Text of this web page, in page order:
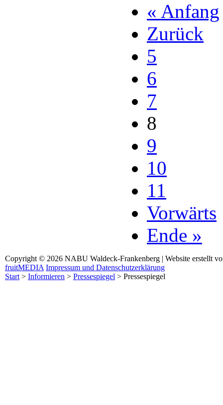
« Anfang
Zurück
5
6
7
8
9
10
11
Vorwärts
Ende »
Copyright © 2026 NABU Waldeck-Frankenberg | Website erstellt
fruitMEDIA Impressum und Datenschutzerklärung
Start> Informieren > Pressespiegel > Pressespiegel